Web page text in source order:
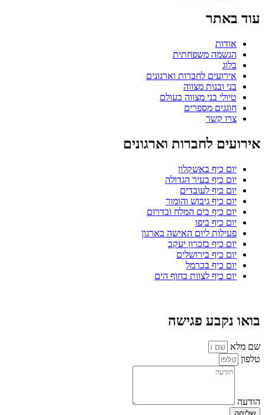
עוד באתר
אודות
הגשמה משפחתית
בלוג
אירועים לחברות וארגונים
בני ובנות מצווה
טיולי בני מצווה בעולם
חוגגים מספרים
צרו קשר
אירועים לחברות וארגונים
יום כיף באשקלון
יום כיף בעיר הגדולה
יום כיף לעובדים
יום כיף גיבוש והומור
יום כיף בים המלח ובדרום
יום כיף ביפו
פעילות ליום האישה בארגון
יום כיף בזכרון יעקב
יום כיף בירושלים
יום כיף בכרמל
יום כיף לצוות בחוף הים
בואו נקבע פגישה
שם מלא
טלפון
הודעה